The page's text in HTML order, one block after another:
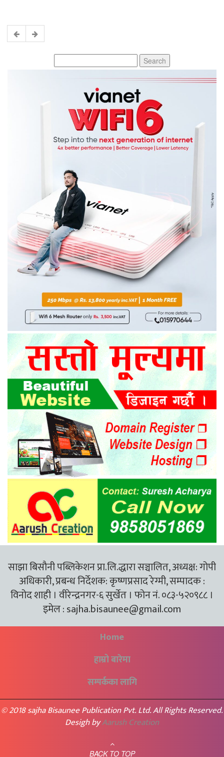
for:
साझा बिसौनी पब्लिकेशन प्रा.लि.द्धारा सञ्चालित, अध्यक्ष: गोपी
अधिकारी, प्रबन्ध निर्देशक: कृष्णप्रसाद रेग्मी, सम्पादक :
विनोद शाही । वीरेन्द्रनगर-६ सुर्खेत । फोन नं. ०८३-५२०९८८ ।
इमेल :sajha.bisaunee@gmail.com
Home
हाम्रो बारेमा
सम्पर्कका लागि
© 2018 sajha Bisaunee Publication Pvt. Ltd. All Rights Reserved.
Desigh byAarush Creation
BACK TO TOP